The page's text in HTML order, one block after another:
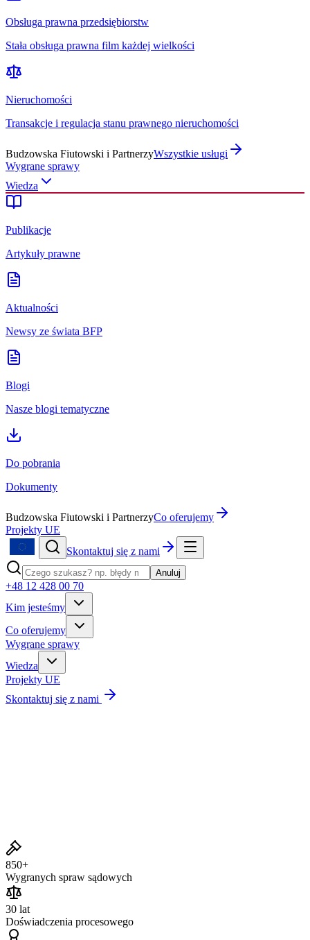
Obsługa prawna przedsiębiorstw
Stała obsługa prawna film każdej wielkości
Nieruchomości
Transakcje i regulacja stanu prawnego nieruchomości
Budzowska Fiutowski i PartnerzyWszystkie usługi
Wygrane sprawy
Wiedza
Publikacje
Artykuły prawne
Aktualności
Newsy ze świata BFP
Blogi
Nasze blogi tematyczne
Do pobrania
Dokumenty
Budzowska Fiutowski i PartnerzyCo oferujemy
Projekty UE
Skontaktuj się z nami
Anuluj
+48 12 428 00 70
Kim jesteśmy
Co oferujemy
Wygrane sprawy
Wiedza
Projekty UE
Skontaktuj się z nami
850+
Wygranych spraw sądowych
30 lat
Doświadczenia procesowego